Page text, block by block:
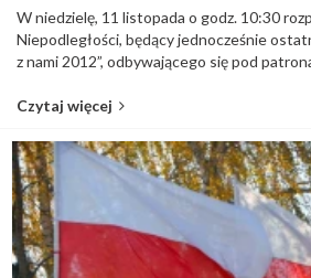
W niedzielę, 11 listopada o godz. 10:30
Niepodległości, będący jednocześnie
z nami 2012”, odbywającego się pod
Czytaj więcej